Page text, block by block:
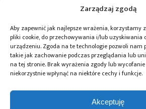
Zarządzaj zgodą
Aby zapewnić jak najlepsze wrażenia, korzystamy
pliki cookie, do przechowywania i/lub uzyskiwania
urządzeniu. Zgoda na te technologie pozwoli nam
takie jak zachowanie podczas przeglądania lub
na tej stronie. Brak wyrażenia zgody lub
niekorzystnie wpłynąć na niektóre cechy i funkcje.
Akceptuję
Tagi:AI,bezpieczeństwo,HBM3E,
półprzewodniki,SK Hynix,Yonhap
Przeczytaj również: